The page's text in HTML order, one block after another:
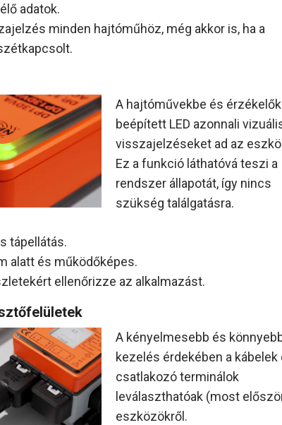
adatok.
minden hajtóműhöz, még akkor is, ha a
A hajtóművekbe és
beépített LED azonnali
visszajelzéseket ad az
Ez a funkció láthatóvá teszi a
rendszer állapotát, így nincs
szükség találgatásra.
tápellátás.
alatt és működőképes.
ellenőrizze az alkalmazást.
A kényelmesebb és
kezelés érdekében a kábelek
csatlakozó terminálok
leválaszthatóak (most
eszközökről.